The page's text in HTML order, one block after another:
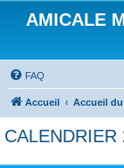
AMICALE
FAQ
Accueil Accueil
CALENDRIER